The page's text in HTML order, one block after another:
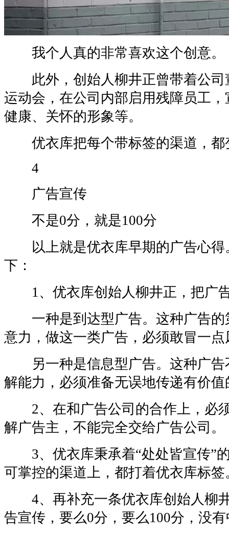
我个人真的非常喜欢这个创意。
此外，创始人柳井正曾带着公司
运动会，在公司内部启用残障员工
健康、关怀的形象等。
优衣库把每个带标签的渠道，都
4
广告宣传
不是0分，就是100分
以上就是优衣库早期的广告心得
下：
1、优衣库创始人柳井正，把广
一种是到达型广告。这种广告的
意力，做这一类广告，必须敢冒一点
另一种是信息型广告。这种广告
解能力，必须准备无误地传递有价值
2、在和广告公司的合作上，必
解广告主，不能完全交给广告公司。
3、优衣库秉承着“处处皆宣传”
可掌控的渠道上，都打着优衣库标签
4、再补充一条优衣库创始人柳
告宣传，要么0分，要么100分，没